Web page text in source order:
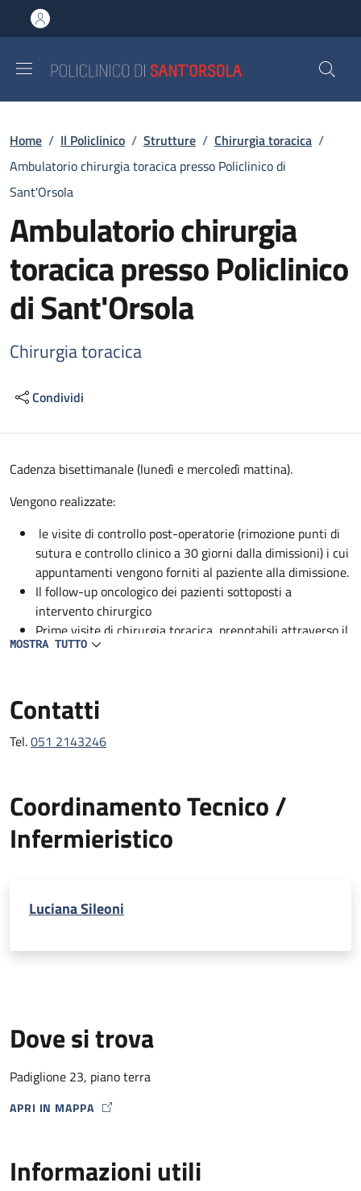
al contenuto principale
to footer content
Briciole di pane
Home / Il Policlinico / Strutture / Chirurgia toracica /
Ambulatorio chirurgia toracica presso Policlinico di
Sant'Orsola
Ambulatorio chirurgia
toracica presso Policlinico
di Sant'Orsola
Chirurgia toracica
Condividi
Descrizione
Cadenza bisettimanale (lunedì e mercoledì mattina).
Vengono realizzate:
le visite di controllo post-operatorie (rimozione punti di
sutura e controllo clinico a 30 giorni dalla dimissioni) i cui
appuntamenti vengono forniti al paziente alla dimissione.
Il follow-up oncologico dei pazienti sottoposti a
intervento chirurgico
Prime visite di chirurgia toracica, prenotabili attraverso il
CUP.
MOSTRA TUTTO
Contatti
Tel.051 2143246
Coordinamento Tecnico /
Infermieristico
Luciana Sileoni
Dove si trova
Padiglione 23, piano terra
APRI IN MAPPA
MAP ICON
Informazioni utili